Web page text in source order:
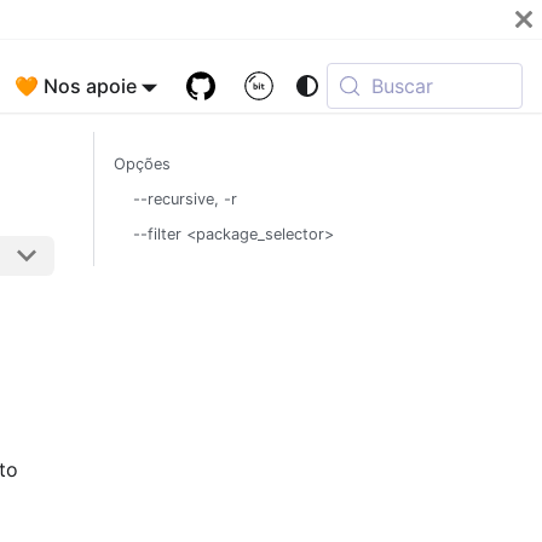
🧡 Nos apoie Buscar
Opções
--recursive, -r
--filter <package_selector>